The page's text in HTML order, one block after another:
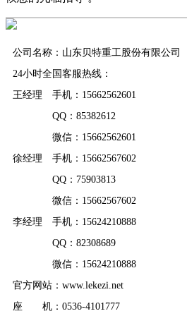
公司名称：山东贝特重工股份有限公司
24小时全国客服热线：
王经理 手机：15662562601
QQ：85382612
微信：15662562601
徐经理 手机：15662567602
QQ：75903813
微信：15662567602
李经理 手机：15624210888
QQ：82308689
微信：15624210888
官方网站：www.lekezi.net
座 机：0536-4101777